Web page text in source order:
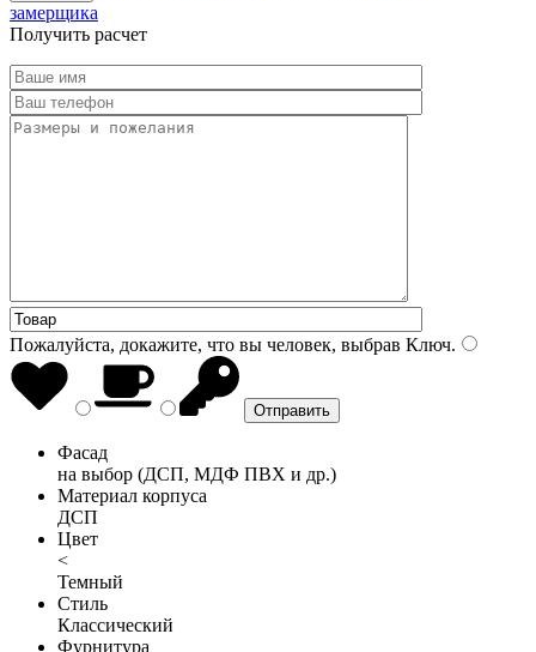
замерщика
Получить расчет
Пожалуйста, докажите, что вы человек, выбрав Ключ.
Фасад
на выбор (ДСП, МДФ ПВХ и др.)
Материал корпуса
ДСП
Цвет
<
Темный
Стиль
Классический
Фурнитура